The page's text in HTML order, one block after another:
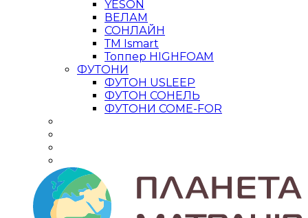
YESON
ВЕЛАМ
СОНЛАЙН
ТМ Ismart
Топпер HIGHFOAM
ФУТОНИ
ФУТОН USLEEP
ФУТОН СОНЕЛЬ
ФУТОНИ COME-FOR